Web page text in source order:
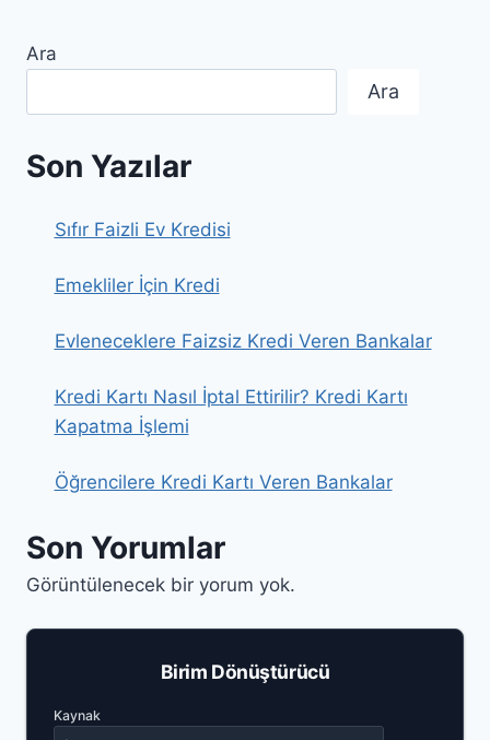
Ara
Ara
Son Yazılar
Sıfır Faizli Ev Kredisi
Emekliler İçin Kredi
Evleneceklere Faizsiz Kredi Veren Bankalar
Kredi Kartı Nasıl İptal Ettirilir? Kredi Kartı
Kapatma İşlemi
Öğrencilere Kredi Kartı Veren Bankalar
Son Yorumlar
Görüntülenecek bir yorum yok.
Birim Dönüştürücü
Kaynak
Enter a number to convert